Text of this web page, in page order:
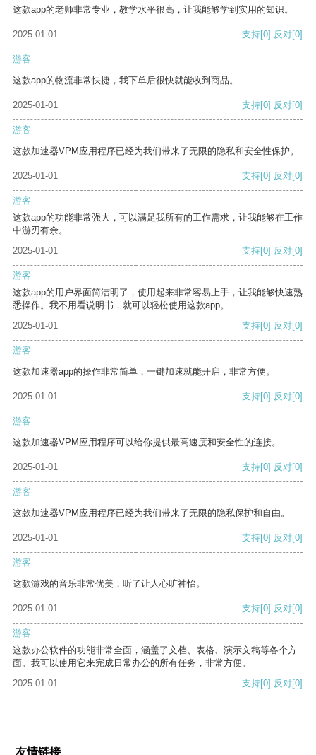
这款app的老师非常专业，教学水平很高，让我能够学到实用的知识。
2025-01-01 支持[0] 反对[0]
游客
这款app的物流非常快捷，我下单后很快就能收到商品。
2025-01-01 支持[0] 反对[0]
游客
这款加速器VPM应用程序已经为我们带来了无限的隐私和安全性保护。
2025-01-01 支持[0] 反对[0]
游客
这款app的功能非常强大，可以满足我所有的工作需求，让我能够在工作
中游刃有余。
2025-01-01
支持[0] 反对[0]
游客
这款app的用户界面简洁明了，使用起来非常容易上手，让我能够快速熟
悉操作。我不用看说明书，就可以轻松使用这款app。
2025-01-01
支持[0] 反对[0]
游客
这款加速器app的操作非常简单，一键加速就能开启，非常方便。
2025-01-01 支持[0] 反对[0]
游客
这款加速器VPM应用程序可以给你提供最高速度和安全性的连接。
2025-01-01 支持[0] 反对[0]
游客
这款加速器VPM应用程序已经为我们带来了无限的隐私保护和自由。
2025-01-01 支持[0] 反对[0]
游客
这款游戏的音乐非常优美，听了让人心旷神怡。
2025-01-01 支持[0] 反对[0]
游客
这款办公软件的功能非常全面，涵盖了文档、表格、演示文稿等各个方
面。我可以使用它来完成日常办公的所有任务，非常方便。
2025-01-01
支持[0] 反对[0]
友情链接